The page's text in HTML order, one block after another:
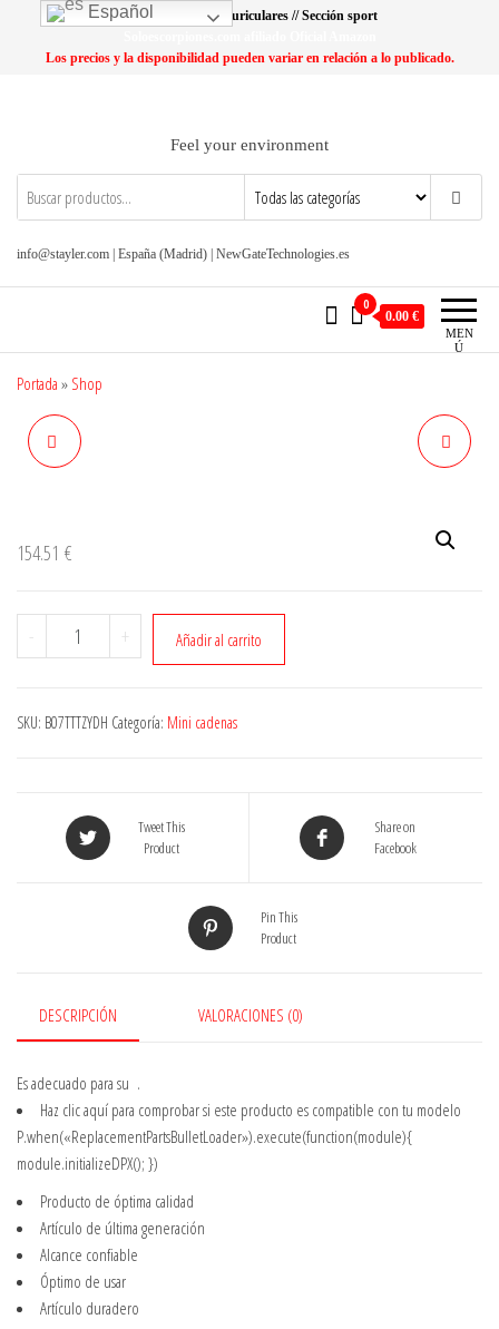
contenido
Lo más buscado: Auriculares // Sección sport
Los precios y la disponibilidad pueden variar en relación a lo publicado.
Feel your environment
info@stayler.com | España (Madrid) | NewGateTechnologies.es
MEN
Ú
0
0.00 €
Portada » Shop
154.51 €
- Cantidad + Añadir al carrito
SKU: B07TTTZYDH Categoría: Mini cadenas
Tweet This
Product
Share on
Facebook
Pin This
Product
DESCRIPCIÓN VALORACIONES (0)
Es adecuado para su .
Haz clic aquí para comprobar si este producto es compatible con tu modelo
P.when(«ReplacementPartsBulletLoader»).execute(function(module){
module.initializeDPX(); })
Producto de óptima calidad
Artículo de última generación
Alcance confiable
Óptimo de usar
Artículo duradero
Español